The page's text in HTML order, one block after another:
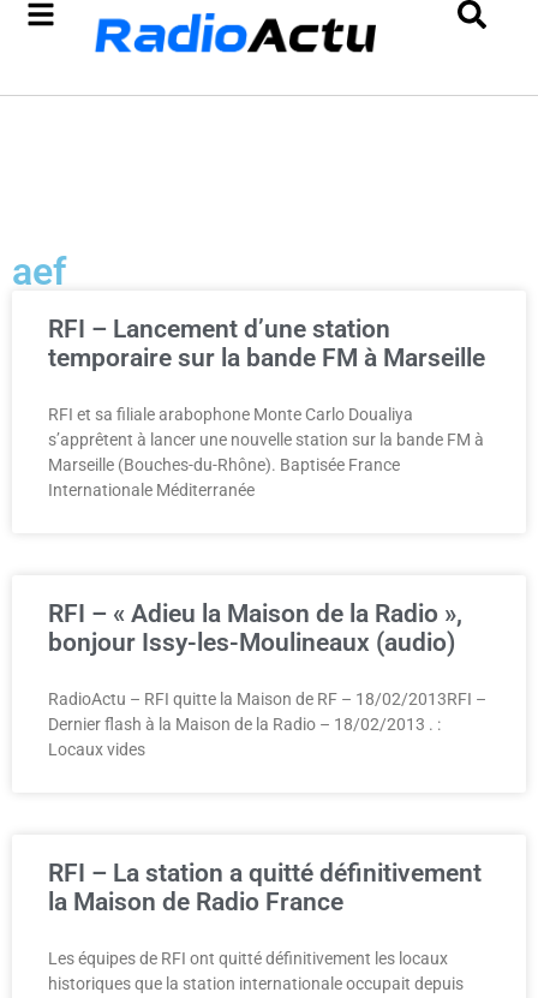
aef
RFI – Lancement d’une station
temporaire sur la bande FM à Marseille
RFI et sa filiale arabophone Monte Carlo Doualiya
s’apprêtent à lancer une nouvelle station sur la bande FM à
Marseille (Bouches-du-Rhône). Baptisée France
Internationale Méditerranée
RFI – « Adieu la Maison de la Radio »,
bonjour Issy-les-Moulineaux (audio)
RadioActu – RFI quitte la Maison de RF – 18/02/2013RFI –
Dernier flash à la Maison de la Radio – 18/02/2013 . :
Locaux vides
RFI – La station a quitté définitivement
la Maison de Radio France
Les équipes de RFI ont quitté définitivement les locaux
historiques que la station internationale occupait depuis